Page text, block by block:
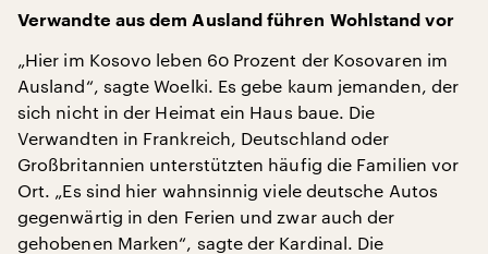
Verwandte aus dem Ausland führen Wohlstand vor
„Hier im Kosovo leben 60 Prozent der Kosovaren im
Ausland“, sagte Woelki. Es gebe kaum jemanden, der
sich nicht in der Heimat ein Haus baue. Die
Verwandten in Frankreich, Deutschland oder
Großbritannien unterstützten häufig die Familien vor
Ort. „Es sind hier wahnsinnig viele deutsche Autos
gegenwärtig in den Ferien und zwar auch der
gehobenen Marken“, sagte der Kardinal. Die